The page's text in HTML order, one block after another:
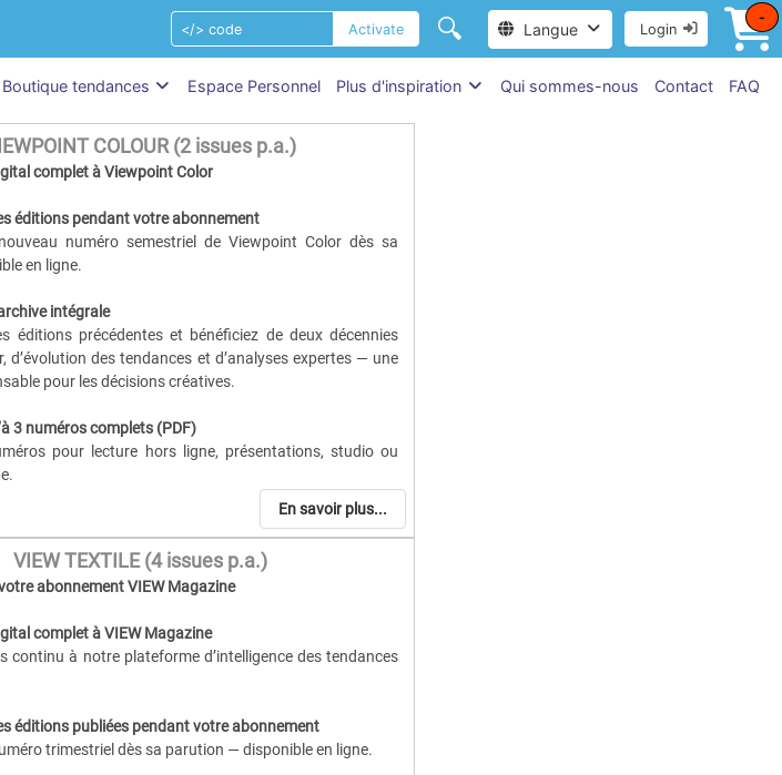
Activate 🔍 Langue Login
-
Boutique tendances Espace Personnel Plus d'inspiration Qui sommes-nous Contact FAQ
COLOUR (2 issues p.a.)
complet à Viewpoint Color
éditions pendant votre abonnement
numéro semestriel de Viewpoint Color dès sa
en ligne.
intégrale
éditions précédentes et bénéficiez de deux décennies
d’évolution des tendances et d’analyses expertes — une
pour les décisions créatives.
3 numéros complets (PDF)
pour lecture hors ligne, présentations, studio ou
couleur à court & long terme
à des insights sur les tendances saisonnières et à
utiles pour le développement produit, le branding et
& harmonies
de la couleur avec des palettes, suggestions
de tendances soigneusement sélectionnées —
En savoir plus...
VIEW TEXTILE (4 issues p.a.)
abonnement VIEW Magazine
complet à VIEW Magazine
continu à notre plateforme d’intelligence des tendances
éditions publiées pendant votre abonnement
trimestriel dès sa parution — disponible en ligne.